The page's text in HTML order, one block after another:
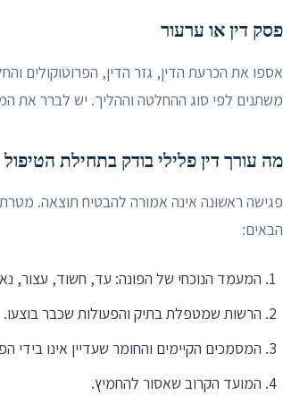
פסק דין או ערעור
אספו את הכרעת הדין, גזר הדין, הפרוטוקולים
משתנים לפי סוג ההחלטה וההליך. יש לברר את
מה עורך דין פלילי בודק בתחילת הטיפול
פגישה ראשונה אינה אמורה להבטיח תוצאה.
הבאים:
המעמד הנוכחי של הפונה: עד, חשוד, עצור,
הרשות שמטפלת בתיק והפעולות שכבר בוצעו.
המסמכים הקיימים והחומר שעדיין אינו בידי
המועד הקרוב שאסור להחמיץ.